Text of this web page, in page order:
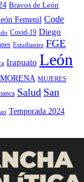
Bravos de León
Femenil Code
Covid-19 Diego
Estudiantes FGE
Irapuato León
MORENA MUJERES
Salud San
Temporada 2024